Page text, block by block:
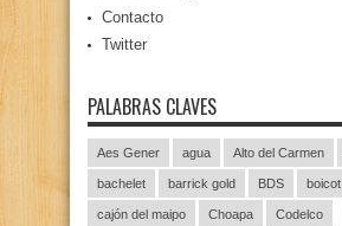
Contacto
Twitter
PALABRAS CLAVES
Aes Gener agua Alto del Carmen
bachelet barrick gold BDS boicot
cajón del maipo Choapa Codelco